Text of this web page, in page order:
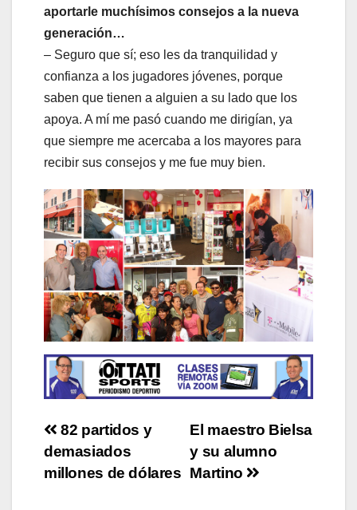
aportarle muchísimos consejos a la nueva
generación…
– Seguro que sí; eso les da tranquilidad y
confianza a los jugadores jóvenes, porque
saben que tienen a alguien a su lado que los
apoya. A mí me pasó cuando me dirigían, ya
que siempre me acercaba a los mayores para
recibir sus consejos y me fue muy bien.
Post
navigation
El maestro Bielsa
y su alumno
Martino
82 partidos y
demasiados
millones de dólares